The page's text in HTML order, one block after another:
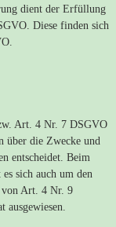
dient der Erfüllung
Diese finden sich
Art. 4 Nr. 7 DSGVO
über die Zwecke und
entscheidet. Beim
sich auch um den
von Art. 4 Nr. 9